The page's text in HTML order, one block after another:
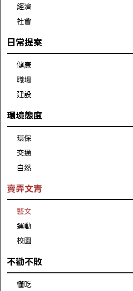
經濟
社會
日常提案
健康
職場
建設
環境態度
環保
交通
自然
賣弄文青
藝文
運動
校園
不勸不敗
懂吃